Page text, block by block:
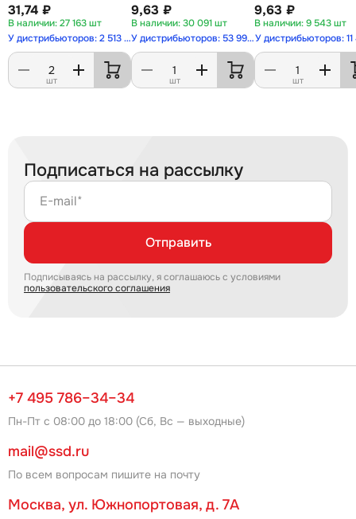
31,74 ₽
27 163 шт
У дистрибьюторов: 2 513 шт
шт
9,63 ₽
30 091 шт
У дистрибьюторов: 53 993 шт
шт
9,63 ₽
9 543 шт
У дистрибьюторов: 11
шт
Подписаться на рассылку
E-mail*
Отправить
Подписываясь на рассылку, я соглашаюсь с условиями
пользовательского соглашения
+7 495 786–34–34
Пн-Пт с 08:00 до 18:00 (Сб, Вс — выходные)
mail@ssd.ru
По всем вопросам пишите на почту
Москва, ул. Южнопортовая, д. 7А